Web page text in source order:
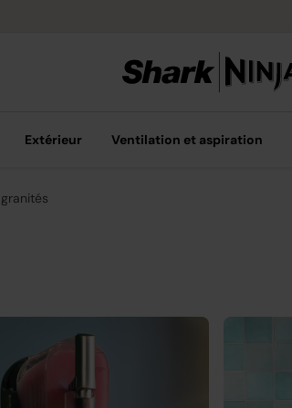
Extérieur Ventilation et aspiration